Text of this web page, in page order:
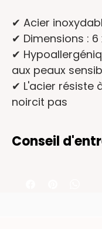
✔ Acier
✔ Dimensions : 6
✔
aux peaux
✔ L'acier résiste
noircit pas
Conseil
éclat et leur